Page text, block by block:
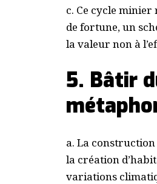
c. Ce cycle
de fortune, un
la valeur non à
5. Bâtir
a. La
la création
variations